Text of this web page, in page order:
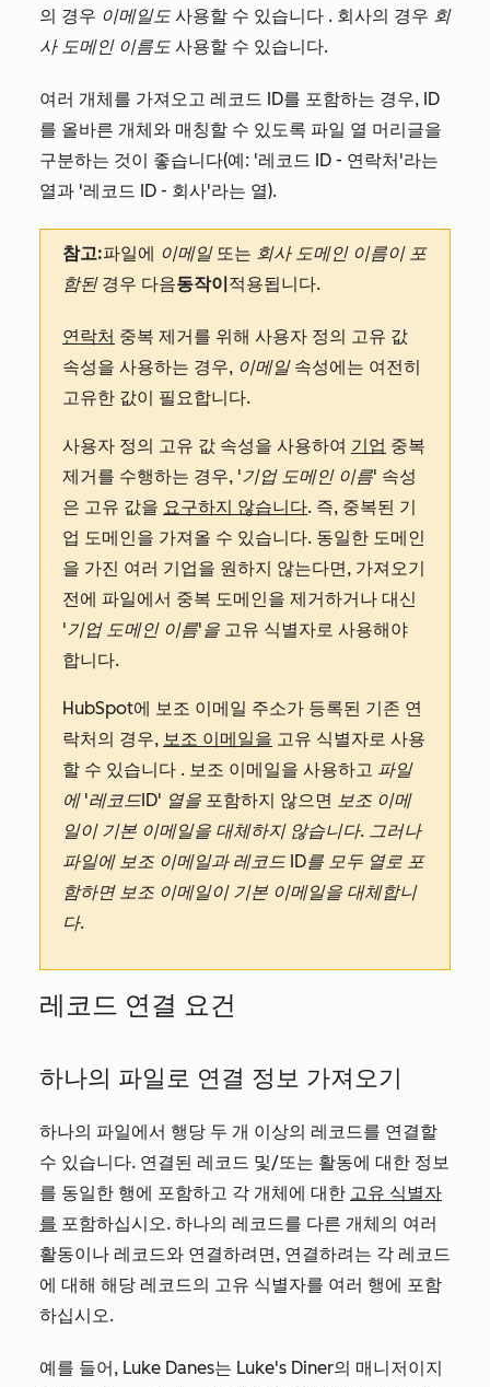
의 경우 이메일도 사용할 수 있습니다 . 회사의 경우 회
사 도메인 이름도 사용할 수 있습니다.
여러 개체를 가져오고 레코드 ID를 포함하는 경우, ID
를 올바른 개체와 매칭할 수 있도록 파일 열 머리글을
구분하는 것이 좋습니다(예: '레코드 ID - 연락처'라는
열과 '레코드 ID - 회사'라는 열).
참고:파일에 이메일또는 회사 도메인 이름이 포
함된 경우 다음동작이적용됩니다.
연락처 중복 제거를 위해 사용자 정의 고유 값
속성을 사용하는 경우, 이메일속성에는 여전히
고유한 값이 필요합니다.
사용자 정의 고유 값 속성을 사용하여 기업 중복
제거를 수행하는 경우, '기업 도메인 이름' 속성
은 고유 값을 요구하지 않습니다. 즉, 중복된 기
업 도메인을 가져올 수 있습니다. 동일한 도메인
을 가진 여러 기업을 원하지 않는다면, 가져오기
전에 파일에서 중복 도메인을 제거하거나 대신
'기업 도메인 이름'을 고유 식별자로 사용해야
합니다.
HubSpot에 보조 이메일 주소가 등록된 기존 연
락처의 경우, 보조 이메일을 고유 식별자로 사용
할 수 있습니다 . 보조 이메일을 사용하고 파일
에 '레코드ID' 열을 포함하지 않으면 보조 이메
일이 기본 이메일을 대체하지 않습니다. 그러나
파일에 보조 이메일과 레코드 ID를 모두 열로 포
함하면 보조 이메일이 기본 이메일을 대체합니
다.
레코드 연결 요건
하나의 파일로 연결 정보 가져오기
하나의 파일에서 행당 두 개 이상의 레코드를 연결할
수 있습니다. 연결된 레코드 및/또는 활동에 대한 정보
를 동일한 행에 포함하고 각 개체에 대한 고유 식별자
를 포함하십시오. 하나의 레코드를 다른 개체의 여러
활동이나 레코드와 연결하려면, 연결하려는 각 레코드
에 대해 해당 레코드의 고유 식별자를 여러 행에 포함
하십시오.
예를 들어, Luke Danes는 Luke's Diner의 매니저이지